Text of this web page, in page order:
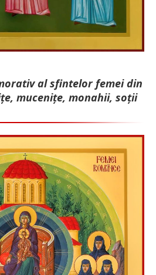
al sfintelor femei din
mu­cenițe, monahii, soții